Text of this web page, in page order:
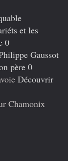
et les
0
Gaussot
père 0
Découvrir
Chamonix